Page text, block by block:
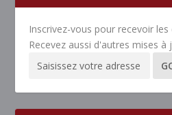
Inscrivez-vous pour recevoir
Recevez aussi d'autres mises à